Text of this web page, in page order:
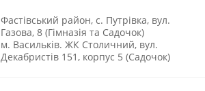
Фастівський район, с. Путрівка, вул.
Газова, 8 (Гімназія та Садочок)
м. Васильків. ЖК Столичний, вул.
Декабристів 151, корпус 5 (Садочок)